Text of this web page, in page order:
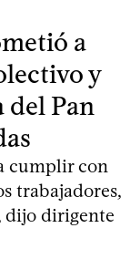
a
y
Pan
cumplir con
trabajadores,
dijo dirigente